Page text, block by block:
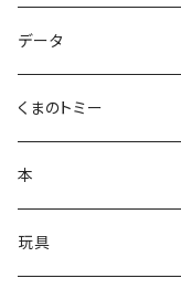
ズンダリアンシリーズ
コケゾン
データ
くまのトミー
本
玩具